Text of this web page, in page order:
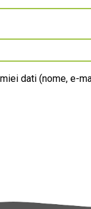
dati (nome, e-